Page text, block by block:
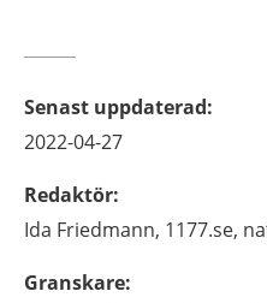
Senast uppdaterad:
2022-04-27
Redaktör:
Ida Friedmann, 1177.se,
Granskare: